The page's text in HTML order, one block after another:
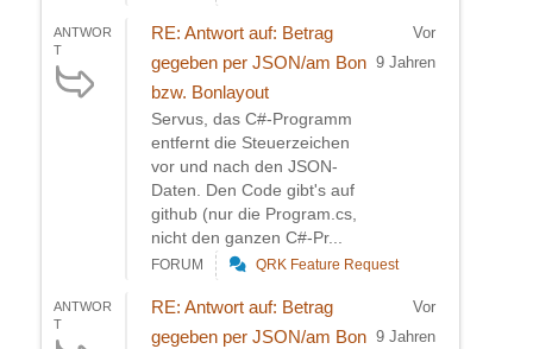
ANTWOR
T
RE: Antwort auf: Betrag
gegeben per JSON/am Bon
bzw. Bonlayout
Servus, das C#-Programm
entfernt die Steuerzeichen
vor und nach den JSON-
Daten. Den Code gibt's auf
github (nur die Program.cs,
nicht den ganzen C#-Pr...
Vor
9 Jahren
FORUM QRK Feature Request
ANTWOR
T
RE: Antwort auf: Betrag
gegeben per JSON/am Bon
Vor
9 Jahren